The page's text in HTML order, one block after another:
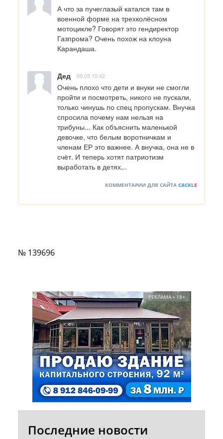
А что за пучеглазый катался там в
военной форме на трехколёсном
мотоцикле? Говорят это гендиректор
Газпрома? Очень похож на клоуна
Карандаша.
Дед 09.05 10:42
Очень плохо что дети и внуки не смогли
пройти и посмотреть, никого не пускали,
только чинушь по спец пропускам. Внучка
спросила почему нам нельзя на
трибуны... Как объяснить маленькой
девочке, что белым воротничкам и
членам ЕР это важнее. А внучка, она не в
счёт. И теперь хотят патриотизм
выработать в детях...
КОММЕНТАРИИ ДЛЯ САЙТА CACKLE
№ 139696
РЕКЛАМА • 18+
Последние новости